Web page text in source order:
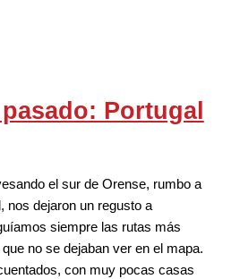
Portugal
el sur de Orense, rumbo a
nos dejaron un regusto a
siempre las rutas más
no se dejaban ver en el mapa.
con muy pocas casas